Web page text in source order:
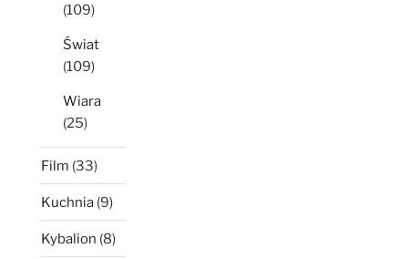
(109)
Świat
(109)
Wiara
(25)
Film (33)
Kuchnia (9)
Kybalion (8)